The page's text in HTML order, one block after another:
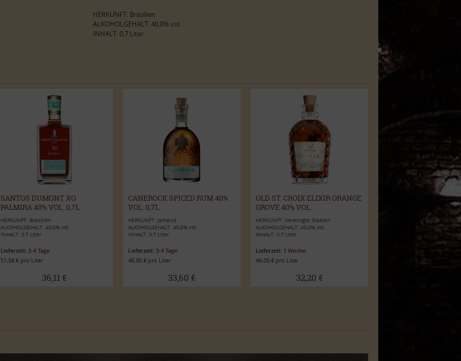
HERKUNFT: Brasilien
ALKOHOLGEHALT: 40,0% vol.
INHALT: 0,7 Liter
SANTOS DUMONT XO
PALMIRA 40% VOL. 0,7L
HERKUNFT: Brasilien
ALKOHOLGEHALT: 40,0% vol.
INHALT: 0,7 Liter
Lieferzeit: 3-4 Tage
51,58 € pro Liter
36,11 €
CANEROCK SPICED RUM 40%
VOL. 0,7L
HERKUNFT: Jamaica
ALKOHOLGEHALT: 40,0% vol.
INHALT: 0,7 Liter
Lieferzeit: 3-4 Tage
48,00 € pro Liter
33,60 €
OLD ST. CROIX ELIXIR ORANGE
GROVE 40% VOL.
HERKUNFT: Vereinigte Staaten
ALKOHOLGEHALT: 40,0% vol.
INHALT: 0,7 Liter
Lieferzeit: 1 Woche
46,00 € pro Liter
32,20 €